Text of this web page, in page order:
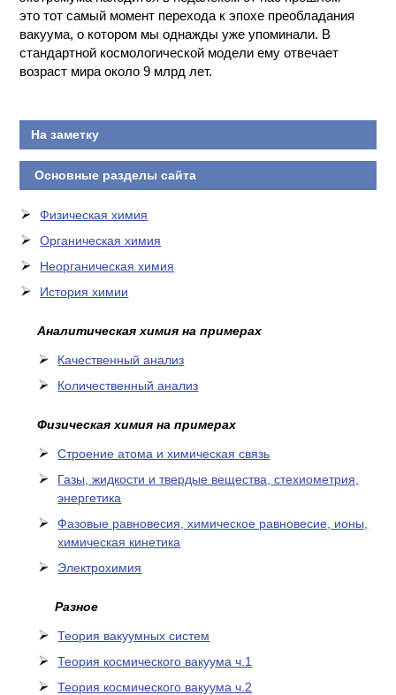
это тот самый момент перехода к эпохе преобладания
вакуума, о котором мы однажды уже упоминали. В
стандартной космологической модели ему отвечает
возраст мира около 9 млрд лет.
На заметку
Основные разделы сайта
Физическая химия
Органическая химия
Неорганическая химия
История химии
Аналитическая химия на примерах
Качественный анализ
Количественный анализ
Физическая химия на примерах
Cтроение атома и химическая связь
Газы, жидкости и твердые вещества, стехиометрия,
энергетика
Фазовые равновесия, химическое равновесие, ионы,
химическая кинетика
Электрохимия
Разное
Теория вакуумных систем
Теория космического вакуума ч.1
Теория космического вакуума ч.2